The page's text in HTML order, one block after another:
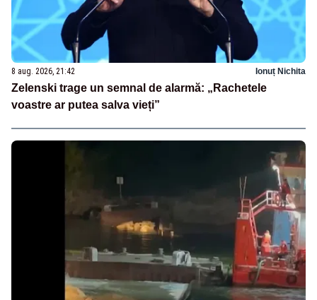
8 aug. 2026, 21:42 Ionuț Nichita
Zelenski trage un semnal de alarmă: „Rachetele
voastre ar putea salva vieți”